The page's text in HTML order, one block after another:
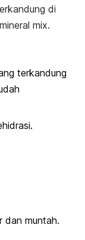
di
mix.
terkandung
dan muntah.